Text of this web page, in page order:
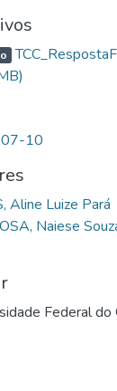
10
Aline Luize Pará
Naiese
Federal